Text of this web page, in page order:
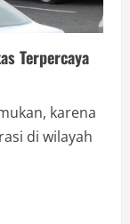
Terpercaya
karena
di wilayah